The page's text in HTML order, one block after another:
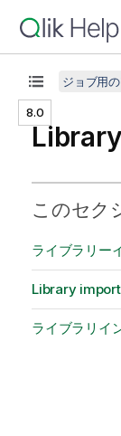
8.0
ジョブ用
このセク
ライブラリー
Library
ライブラリイ